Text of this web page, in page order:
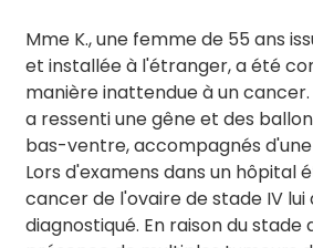
Mme K., une femme de 55 ans
et installée à l'étranger, a été
manière inattendue à un cancer.
a ressenti une gêne et des
bas-ventre, accompagnés
Lors d'examens dans un hôpital
cancer de l'ovaire de stade IV lui
diagnostiqué. En raison du stade